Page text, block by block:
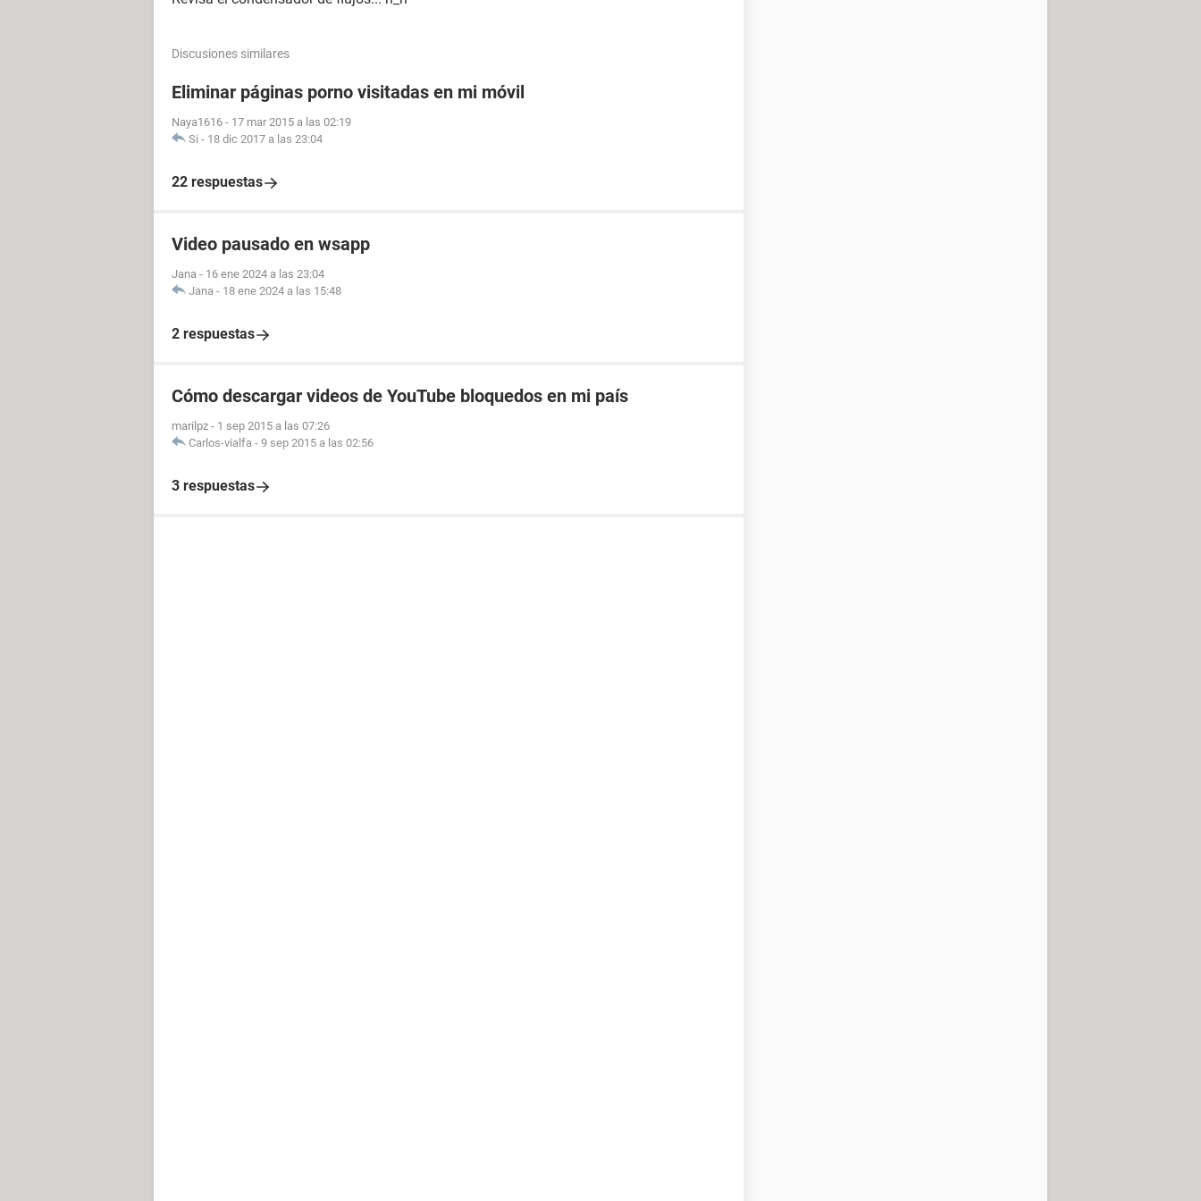
Discusiones similares
Eliminar páginas porno visitadas en mi móvil
Naya1616 - 17 mar 2015 a las 02:19
Si - 18 dic 2017 a las 23:04
22 respuestas
Video pausado en wsapp
Jana - 16 ene 2024 a las 23:04
Jana - 18 ene 2024 a las 15:48
2 respuestas
Cómo descargar videos de YouTube bloquedos en mi país
marilpz - 1 sep 2015 a las 07:26
Carlos-vialfa - 9 sep 2015 a las 02:56
3 respuestas